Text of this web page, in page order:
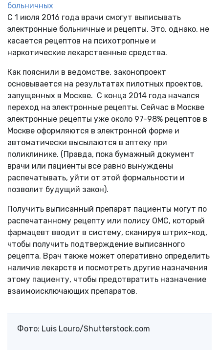
больничных
С 1 июля 2016 года врачи смогут выписывать
электронные больничные и рецепты. Это, однако, не
касается рецептов на психотропные и
наркотические лекарственные средства.
Как пояснили в ведомстве, законопроект
основывается на результатах пилотных проектов,
запущенных в Москве. С конца 2014 года начался
переход на электронные рецепты. Сейчас в Москве
электронные рецепты уже около 97-98% рецептов в
Москве оформляются в электронной форме и
автоматически высылаются в аптеку при
поликлинике. (Правда, пока бумажный документ
врачи или пациенты все равно вынуждены
распечатывать, уйти от этой формальности и
позволит будущий закон).
Получить выписанный препарат пациенты могут по
распечатанному рецепту или полису ОМС, который
фармацевт вводит в систему, сканируя штрих-код,
чтобы получить подтверждение выписанного
рецепта. Врач также может оперативно определить
наличие лекарств и посмотреть другие назначения
этому пациенту, чтобы предотвратить назначение
взаимоисключающих препаратов.
Фото: Luis Louro/Shutterstock.com